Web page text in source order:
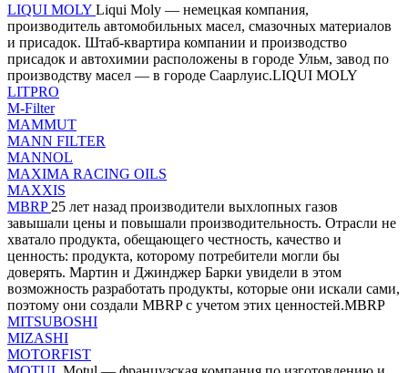
LIQUI MOLY Liqui Moly — немецкая компания,
производитель автомобильных масел, смазочных материалов
и присадок. Штаб-квартира компании и производство
присадок и автохимии расположены в городе Ульм, завод по
производству масел — в городе Саарлуис.LIQUI MOLY
LITPRO
M-Filter
MAMMUT
MANN FILTER
MANNOL
MAXIMA RACING OILS
MAXXIS
MBRP 25 лет назад производители выхлопных газов
завышали цены и повышали производительность. Отрасли не
хватало продукта, обещающего честность, качество и
ценность: продукта, которому потребители могли бы
доверять. Мартин и Джинджер Барки увидели в этом
возможность разработать продукты, которые они искали сами,
поэтому они создали MBRP с учетом этих ценностей.MBRP
MITSUBOSHI
MIZASHI
MOTORFIST